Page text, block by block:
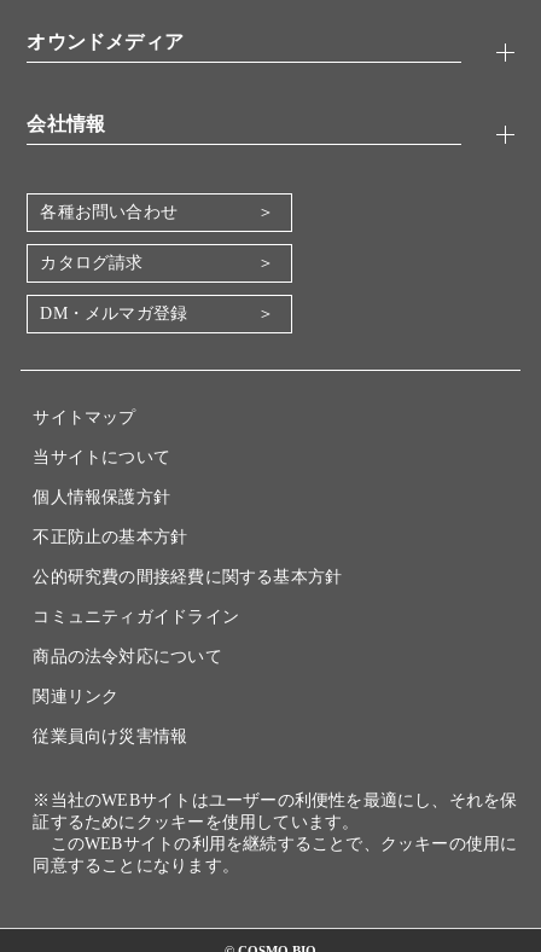
バイオメディカル(環境・食品)
機器・消耗品
書類ダウンロード
YouTube
オウンドメディア
会社情報
会社概要
地図・アクセス（本社）
IR情報
電子公告
各種お問い合わせ
カタログ請求
DM・メルマガ登録
サイトマップ
当サイトについて
個人情報保護方針
不正防止の基本方針
公的研究費の間接経費に関する基本方針
コミュニティガイドライン
商品の法令対応について
関連リンク
従業員向け災害情報
※当社のWEBサイトはユーザーの利便性を最適にし、それを保
証するためにクッキーを使用しています。
このWEBサイトの利用を継続することで、クッキーの使用に
同意することになります。